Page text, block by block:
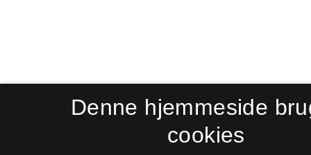
Denne hjemmeside
cookies